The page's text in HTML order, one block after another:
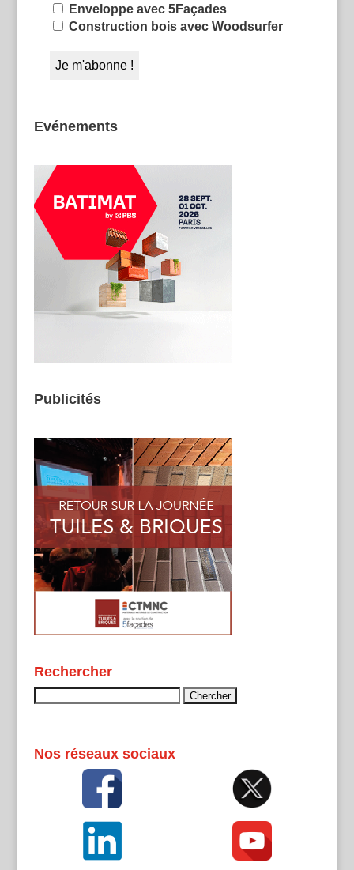
Enveloppe avec 5Façades
Construction bois avec Woodsurfer
Evénements
Publicités
Rechercher
Nos réseaux sociaux